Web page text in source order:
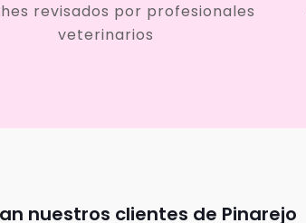
revisados por profesionales
veterinarios
nuestros clientes de Pinarejo